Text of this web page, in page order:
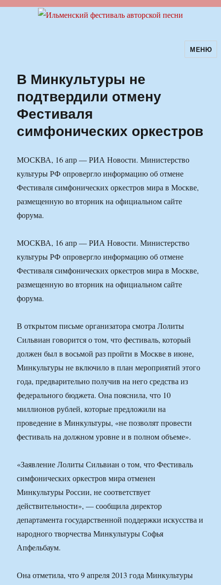
Ильменский фестиваль авторскойМЕНЮ
В Минкультуры не
подтвердили отмену
Фестиваля
симфонических оркестров
МОСКВА, 16 апр — РИА Новости. Министерство
культуры РФ опровергло информацию об отмене
Фестиваля симфонических оркестров мира в Москве,
размещенную во вторник на официальном сайте
форума.
МОСКВА, 16 апр — РИА Новости. Министерство
культуры РФ опровергло информацию об отмене
Фестиваля симфонических оркестров мира в Москве,
размещенную во вторник на официальном сайте
форума.
В открытом письме организатора смотра Лолиты
Сильвиан говорится о том, что фестиваль, который
должен был в восьмой раз пройти в Москве в июне,
Минкультуры не включило в план мероприятий этого
года, предварительно получив на него средства из
федерального бюджета. Она пояснила, что 10
миллионов рублей, которые предложили на
проведение в Минкультуры, «не позволят провести
фестиваль на должном уровне и в полном объеме».
«Заявление Лолиты Сильвиан о том, что Фестиваль
симфонических оркестров мира отменен
Минкультуры России, не соответствует
действительности», — сообщила директор
департамента государственной поддержки искусства и
народного творчества Минкультуры Софья
Апфельбаум.
Она отметила, что 9 апреля 2013 года Минкультуры